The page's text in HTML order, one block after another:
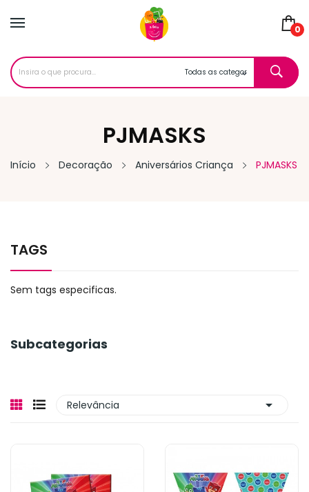
0
PJMASKS
Início Decoração Aniversários Criança PJMASKS
TAGS
Sem tags especificas.
Subcategorias
Relevância 